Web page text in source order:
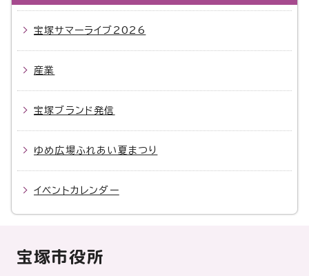
宝塚サマーライブ2026
産業
宝塚ブランド発信
ゆめ広場ふれあい夏まつり
イベントカレンダー
宝塚市役所